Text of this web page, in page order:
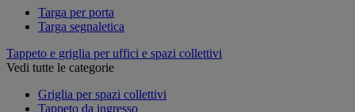
Targa per porta
Targa segnaletica
Tappeto e griglia per uffici e spazi collettivi
Vedi tutte le categorie
Griglia per spazi collettivi
Tappeto da ingresso